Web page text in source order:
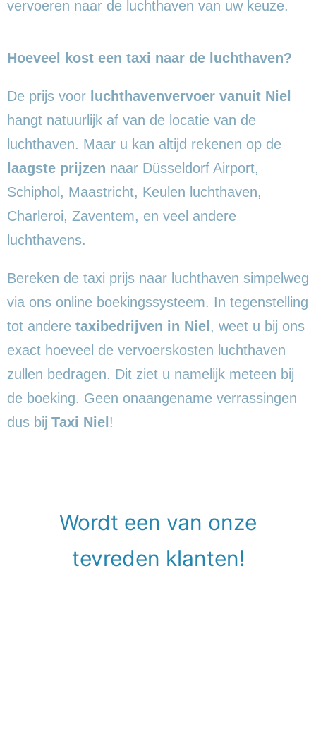
vervoeren naar de luchthaven van uw keuze.
Hoeveel kost een taxi naar de luchthaven?
De prijs voor luchthavenvervoer vanuit Niel
hangt natuurlijk af van de locatie van de
luchthaven. Maar u kan altijd rekenen op de
laagste prijzen naar Düsseldorf Airport,
Schiphol, Maastricht, Keulen luchthaven,
Charleroi, Zaventem, en veel andere
luchthavens.
Bereken de taxi prijs naar luchthaven simpelweg
via ons online boekingssysteem. In tegenstelling
tot andere taxibedrijven in Niel , weet u bij ons
exact hoeveel de vervoerskosten luchthaven
zullen bedragen. Dit ziet u namelijk meteen bij
de boeking. Geen onaangename verrassingen
dus bij Taxi Niel !
Wordt een van onze
tevreden klanten!